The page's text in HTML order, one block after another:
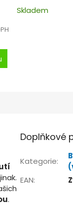
Skladem
.
Doplňkové
Kategorie:
EAN: